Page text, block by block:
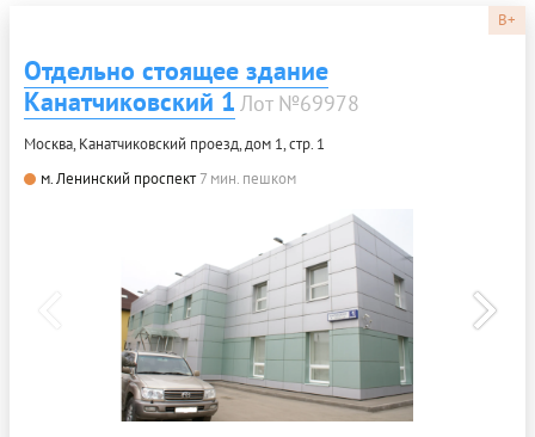
B+
Отдельно стоящее здание
Канатчиковский 1 Лот №69978
Москва, Канатчиковский проезд, дом 1, стр. 1
м. Ленинский проспект 7 мин. пешком